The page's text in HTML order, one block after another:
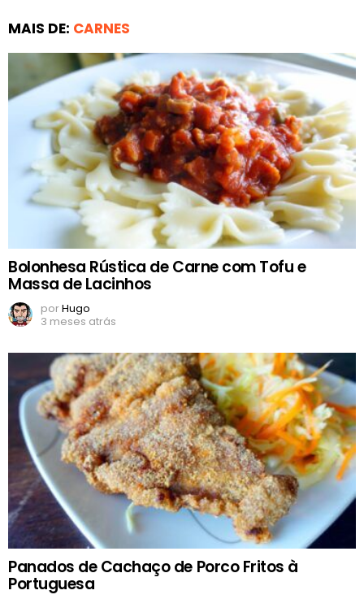
MAIS DE: CARNES
Bolonhesa Rústica de Carne com Tofu e
Massa de Lacinhos
porHugo
3 meses atrás
Panados de Cachaço de Porco Fritos à
Portuguesa